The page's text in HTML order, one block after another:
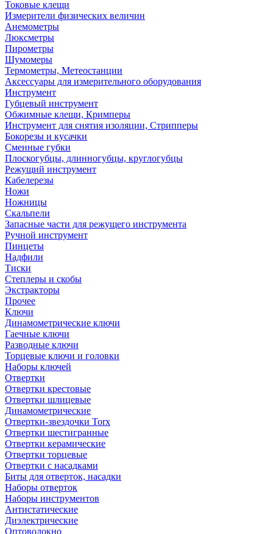
Токовые клещи
Измерители физических величин
Анемометры
Люксметры
Пирометры
Шумомеры
Термометры, Метеостанции
Аксессуары для измерительного оборудования
Инструмент
Губцевый инструмент
Обжимные клещи, Кримперы
Инструмент для снятия изоляции, Стрипперы
Бокорезы и кусачки
Сменные губки
Плоскогубцы, длинногубцы, круглогубцы
Режущий инструмент
Кабелерезы
Ножи
Ножницы
Скальпели
Запасные части для режущего инструмента
Ручной инструмент
Пинцеты
Надфили
Тиски
Степлеры и скобы
Экстракторы
Прочее
Ключи
Динамометрические ключи
Гаечные ключи
Разводные ключи
Торцевые ключи и головки
Наборы ключей
Отвертки
Отвертки крестовые
Отвертки шлицевые
Динамометрические
Отвертки-звездочки Torx
Отвертки шестигранные
Отвертки керамические
Отвертки торцевые
Отвертки с насадками
Биты для отверток, насадки
Наборы отверток
Наборы инструментов
Антистатические
Диэлектрические
Оптоволокно